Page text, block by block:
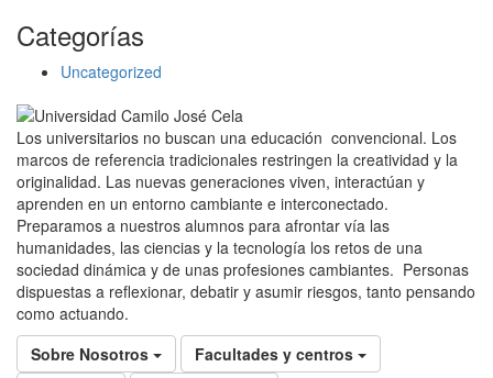
Categorías
Uncategorized
Los universitarios no buscan una educación convencional. Los
marcos de referencia tradicionales restringen la creatividad y la
originalidad. Las nuevas generaciones viven, interactúan y
aprenden en un entorno cambiante e interconectado.
Preparamos a nuestros alumnos para afrontar vía las
humanidades, las ciencias y la tecnología los retos de una
sociedad dinámica y de unas profesiones cambiantes. Personas
dispuestas a reflexionar, debatir y asumir riesgos, tanto pensando
como actuando.
Sobre Nosotros
Facultades y centros